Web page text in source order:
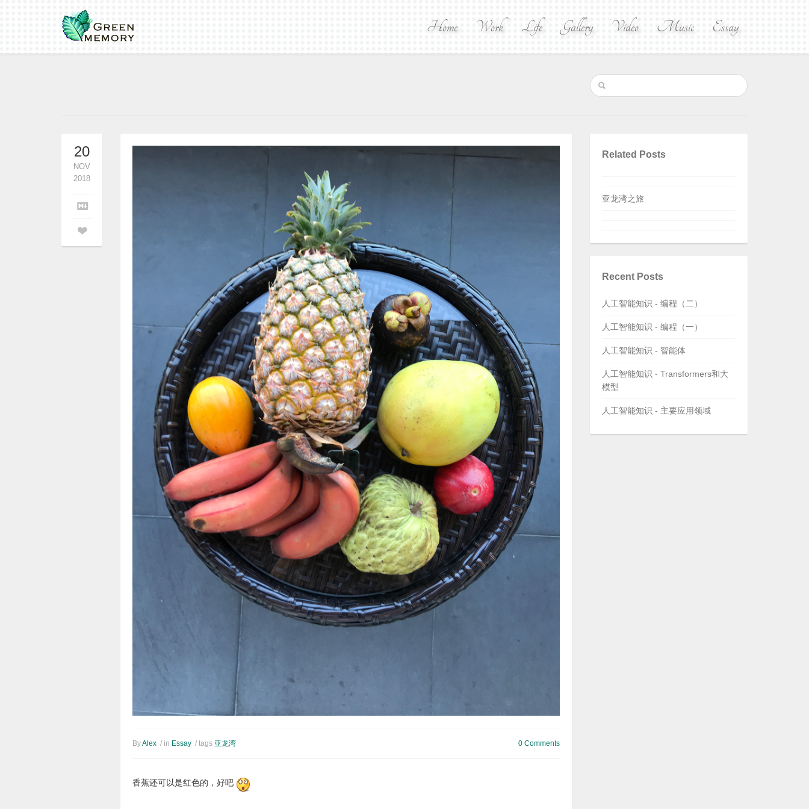
Home Work Life Gallery Video Music Essay
20
NOV
2018
ByAlex / in Essay / tags 亚龙湾 0 Comments
香蕉还可以是红色的，好吧
Related Posts
亚龙湾之旅
Recent Posts
人工智能知识 - 编程（二）
人工智能知识 - 编程（一）
人工智能知识 - 智能体
人工智能知识 - Transformers和大
模型
人工智能知识 - 主要应用领域